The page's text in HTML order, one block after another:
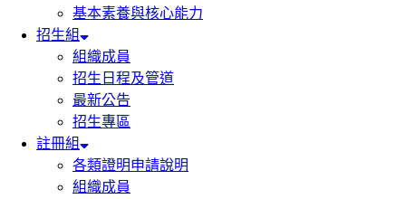
基本素養與核心能力
招生組
組織成員
招生日程及管道
最新公告
招生專區
註冊組
各類證明申請說明
組織成員